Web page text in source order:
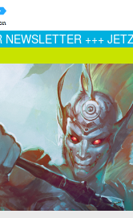
NEWSLETTER +++